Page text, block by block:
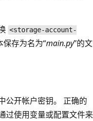
<storage-account-
保存为名为“main.py”的文
公开帐户密钥。 正确的
过使用变量或配置文件来